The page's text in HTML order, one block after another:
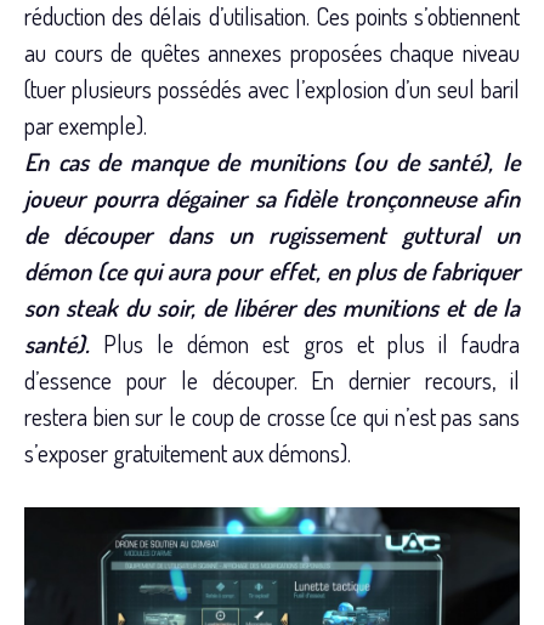
réduction des délais d’utilisation. Ces points s’obtiennent
au cours de quêtes annexes proposées chaque niveau
(tuer plusieurs possédés avec l’explosion d’un seul baril
par exemple).
En cas de manque de munitions (ou de santé), le
joueur pourra dégainer sa fidèle tronçonneuse afin
de découper dans un rugissement guttural un
démon (ce qui aura pour effet, en plus de fabriquer
son steak du soir, de libérer des munitions et de la
santé). Plus le démon est gros et plus il faudra
d’essence pour le découper. En dernier recours, il
restera bien sur le coup de crosse (ce qui n’est pas sans
s’exposer gratuitement aux démons).